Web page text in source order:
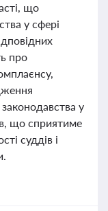
що
у сфері
про
у
що сприятиме
суддів і